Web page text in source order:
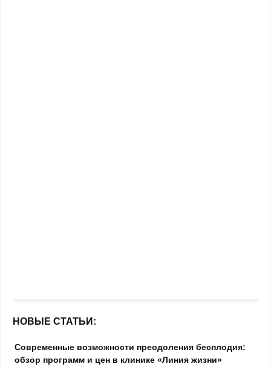
НОВЫЕ СТАТЬИ:
Современные возможности преодоления бесплодия:
обзор программ и цен в клинике «Линия жизни»